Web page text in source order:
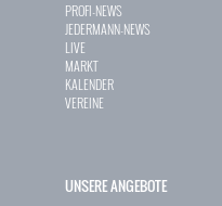
PROFI-NEWS
JEDERMANN-NEWS
LIVE
MARKT
KALENDER
VEREINE
UNSERE ANGEBOTE